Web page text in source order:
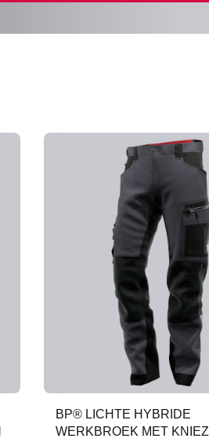
BP® LICHTE HYBRIDE
WERKBROEK MET